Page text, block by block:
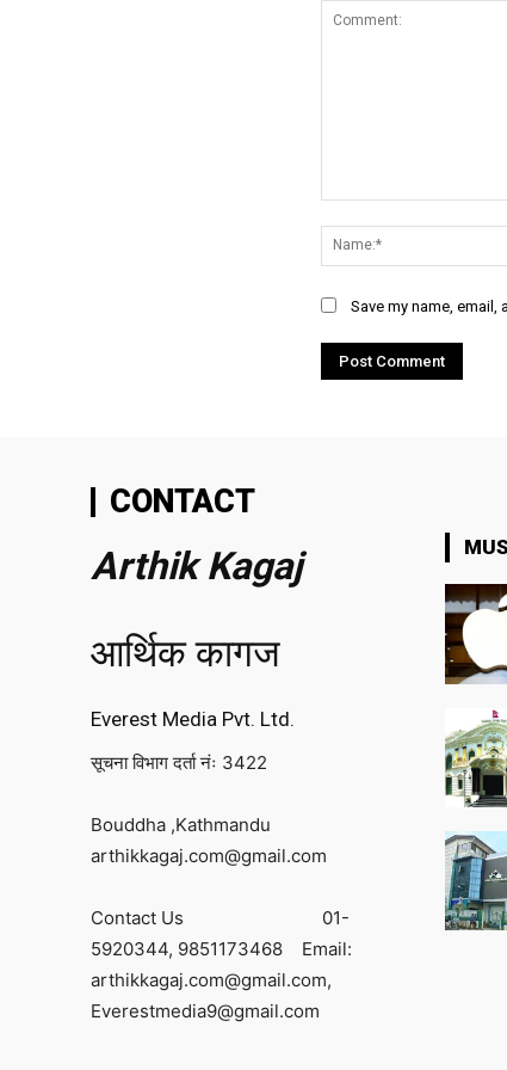
Save my name,
CONTACT
Arthik Kagaj
आर्थिक कागज
Everest Media Pvt. Ltd.
सूचना विभाग दर्ता नंः 3422
Bouddha ,Kathmandu
arthikkagaj.com@gmail.com
Contact Us 01-
5920344, 9851173468 Email:
arthikkagaj.com@gmail.com,
Everestmedia9@gmail.com